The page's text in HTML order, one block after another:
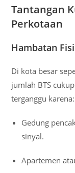
Tantangan
Perkotaan
Hambatan
Di kota besar
jumlah BTS
terganggu karena:
Gedung
sinyal.
Apartemen